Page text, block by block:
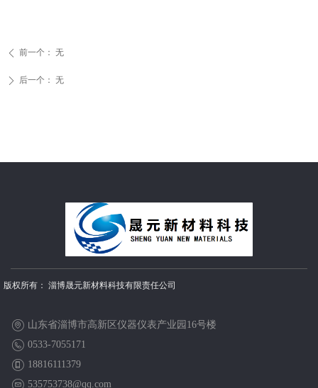
ꄴ 前一个： 无
ꄲ 后一个： 无
山东省淄博市高新区仪器仪表产业园16号楼
0533-7055171
18816111379
535753738@qq.com
版权所有： 淄博晟元新材料科技有限责任公司